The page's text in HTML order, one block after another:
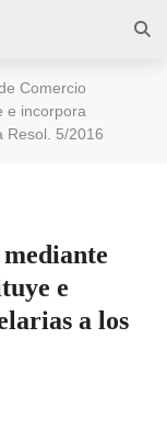
Comercio
e incorpora
Resol. 5/2016
e
a los